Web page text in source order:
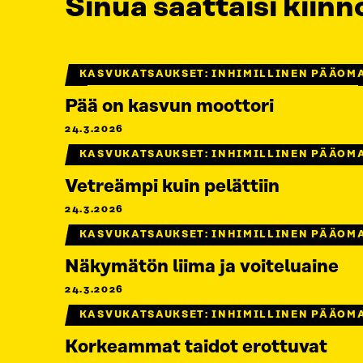
Sinua saattaisi
KASVUKATSAUKSET: INHIMILLINEN
Pää on kasvun moottori
24.3.2026
KASVUKATSAUKSET: INHIMILLINEN
Vetreämpi kuin pelättiin
24.3.2026
KASVUKATSAUKSET: INHIMILLINEN
Näkymätön liima ja voiteluaine
24.3.2026
KASVUKATSAUKSET: INHIMILLINEN
Korkeammat taidot erottuvat